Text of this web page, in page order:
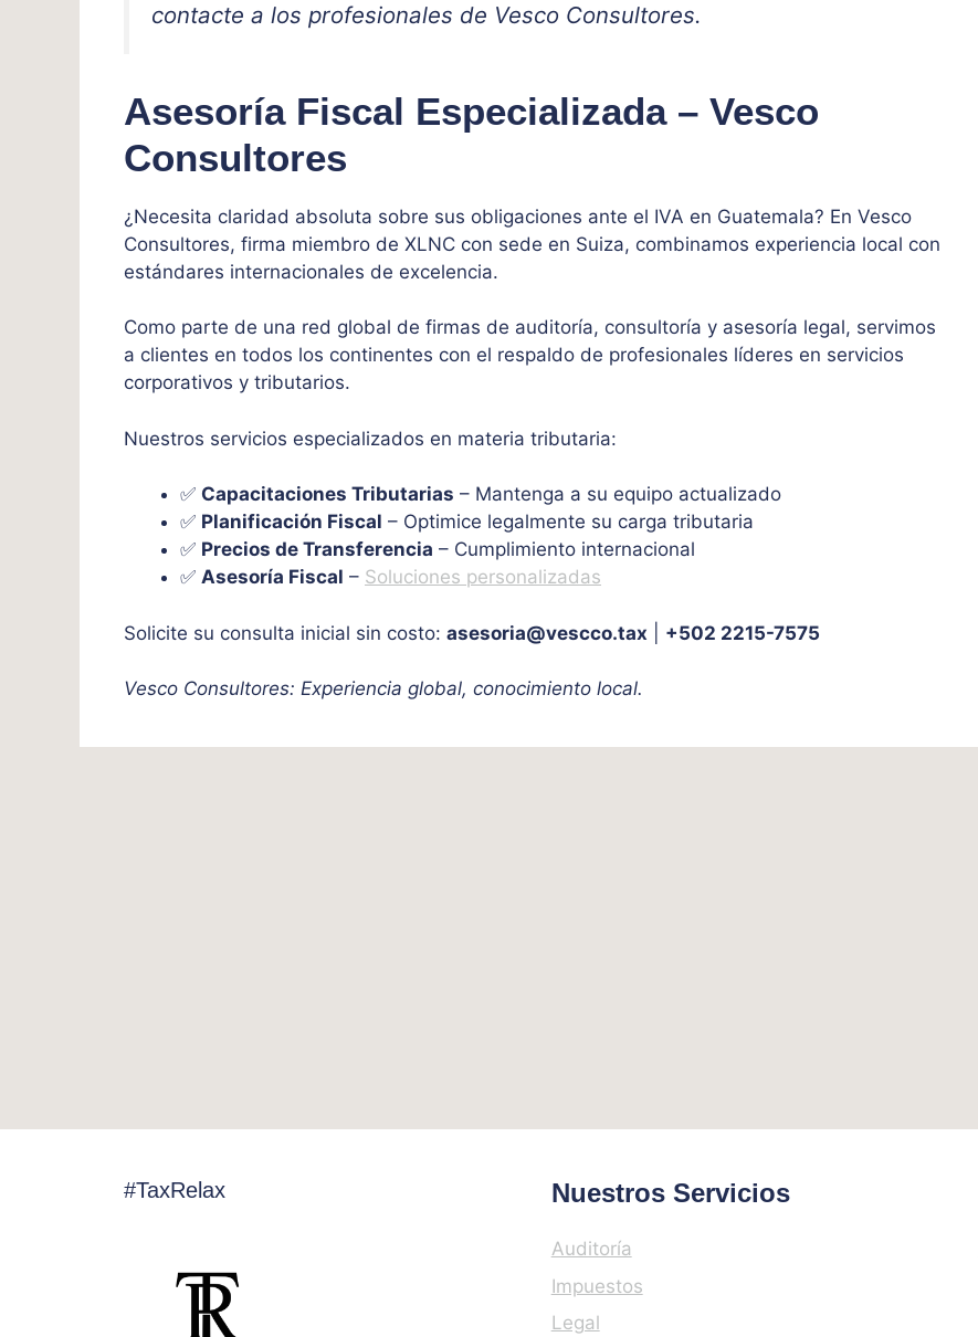
contacte a los profesionales de Vesco Consultores.
Asesoría Fiscal Especializada – Vesco
Consultores
¿Necesita claridad absoluta sobre sus obligaciones ante el IVA en Guatemala? En Vesco
Consultores, firma miembro de XLNC con sede en Suiza, combinamos experiencia local con
estándares internacionales de excelencia.
Como parte de una red global de firmas de auditoría, consultoría y asesoría legal, servimos
a clientes en todos los continentes con el respaldo de profesionales líderes en servicios
corporativos y tributarios.
Nuestros servicios especializados en materia tributaria:
✅ Capacitaciones Tributarias – Mantenga a su equipo actualizado
✅ Planificación Fiscal – Optimice legalmente su carga tributaria
✅ Precios de Transferencia – Cumplimiento internacional
✅ Asesoría Fiscal – Soluciones personalizadas
Solicite su consulta inicial sin costo: asesoria@vescco.tax +502 2215-7575
Vesco Consultores: Experiencia global, conocimiento local.
#TaxRelax Nuestros Servicios
Auditoría
Impuestos
Legal